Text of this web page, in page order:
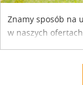
Znamy sposób na
w naszych